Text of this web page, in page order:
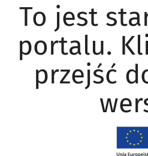
To jest
portalu.
przejść